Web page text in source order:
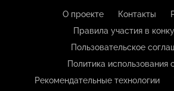
О проекте Контакты
Правила участия в
Пользовательское
Политика использования
Рекомендательные технологии